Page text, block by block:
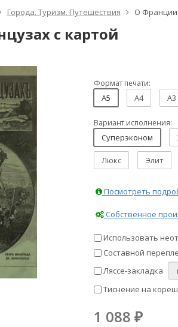
Города. Туризм. Путешествия О Франции
с картой
Формат печати:
A5 A4 A3
Вариант исполнения:
Суперэконом
Люкс Элит
Посмотреть
Собственное
Использовать
Составной
Ляссе-закладка
Тиснение на
1 088 ₽